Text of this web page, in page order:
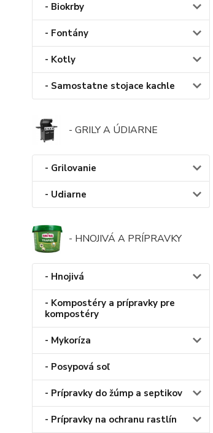
- Biokrby
- Fontány
- Kotly
- Samostatne stojace kachle
- GRILY A ÚDIARNE
- Grilovanie
- Udiarne
- HNOJIVÁ A PRÍPRAVKY
- Hnojivá
- Kompostéry a prípravky pre
kompostéry
- Mykoríza
- Posypová soľ
- Prípravky do žúmp a septikov
- Prípravky na ochranu rastlín